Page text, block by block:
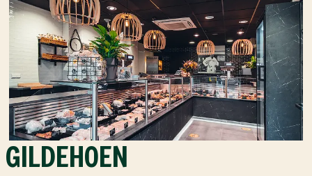
GILDEHOEN